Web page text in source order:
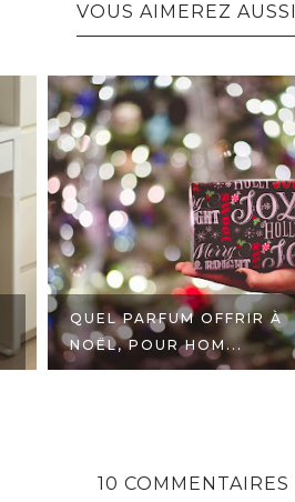
VOUS AIMEREZ
QUEL PARFUM OFFRIR À
NOËL, POUR HOM...
10 COMMENTAIRES